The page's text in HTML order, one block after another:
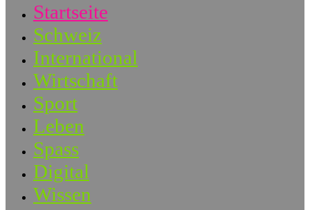
Startseite
Schweiz
International
Wirtschaft
Sport
Leben
Spass
Digital
Wissen